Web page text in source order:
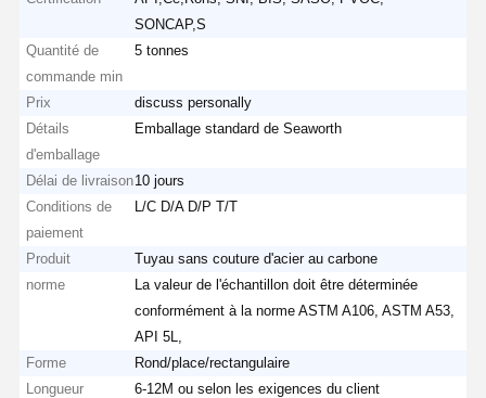
SONCAP,S
Quantité de
commande min
5 tonnes
Prix
discuss personally
Détails
d'emballage
Emballage standard de Seaworth
Délai de livraison10 jours
Conditions de
paiement
L/C D/A D/P T/T
Produit
Tuyau sans couture d'acier au carbone
norme
La valeur de l'échantillon doit être déterminée
conformément à la norme ASTM A106, ASTM A53,
API 5L,
Forme
Rond/place/rectangulaire
Longueur
6-12M ou selon les exigences du client